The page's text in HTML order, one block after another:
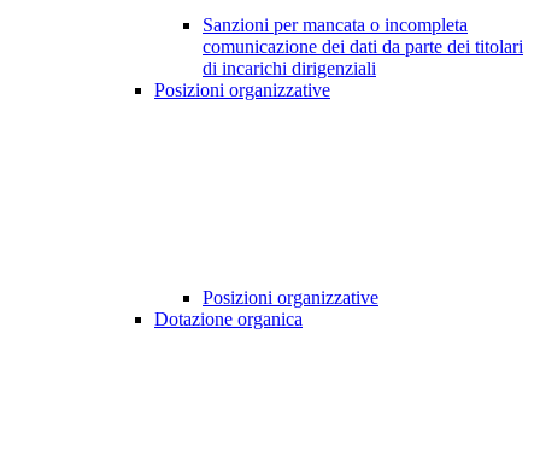
Sanzioni per mancata o incompleta
comunicazione dei dati da parte dei titolari
di incarichi dirigenziali
Posizioni organizzative
Posizioni organizzative
Dotazione organica